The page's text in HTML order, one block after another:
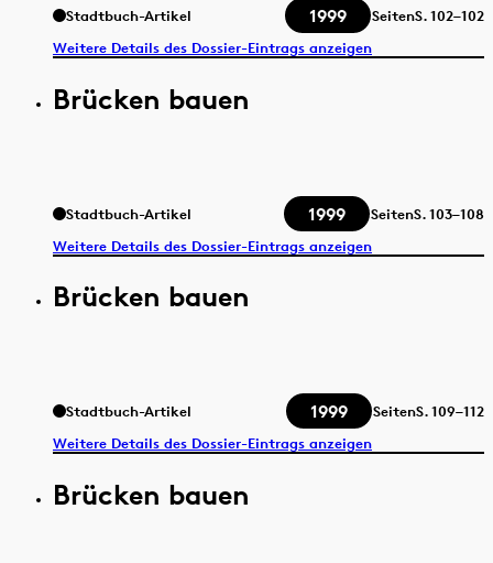
Stadtbuch-Artikel 1999 SeitenS.102–102
Weitere Details des Dossier-Eintrags anzeigen
Brücken bauen
Stadtbuch-Artikel 1999 SeitenS.103–108
Weitere Details des Dossier-Eintrags anzeigen
Brücken bauen
Stadtbuch-Artikel 1999 SeitenS.109–112
Weitere Details des Dossier-Eintrags anzeigen
Brücken bauen